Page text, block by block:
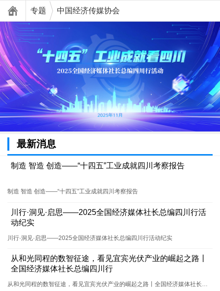
专题 中国经济传媒协会
最新消息
制造 智造 创造——“十四五”工业成就四川考察报告
制造 智造 创造——“十四五”工业成就四川考察报告
川行·洞见·启思——2025全国经济媒体社长总编四川行活
动纪实
川行·洞见·启思——2025全国经济媒体社长总编四川行活动纪实
从和光同程的数智征途，看见宜宾光伏产业的崛起之路丨
全国经济媒体社长总编四川行
从和光同程的数智征途，看见宜宾光伏产业的崛起之路丨全国经济媒体社长总编四川行